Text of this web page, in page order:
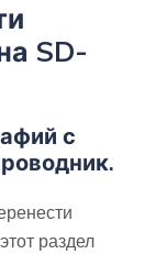
SD-
с
раздел